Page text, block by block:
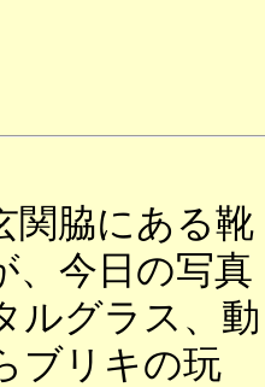
関脇にある靴
、今日の写真
ルグラス、動
ブリキの玩